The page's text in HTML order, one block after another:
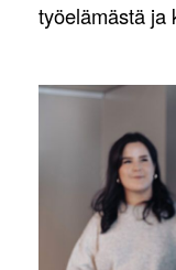
työelämästä ja